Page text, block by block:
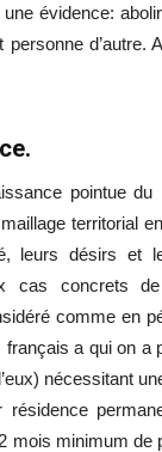
évidence:
d’autre.
pointue du
territorial
leurs désirs et
cas concrets de
comme en
a qui on a
nécessitant
résidence
mois minimum de